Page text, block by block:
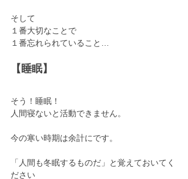
そして
１番大切なことで
１番忘れられていること…
【睡眠】
そう！睡眠！
人間寝ないと活動できません。
今の寒い時期は余計にです。
「人間も冬眠するものだ」と覚えておいてく
ださい